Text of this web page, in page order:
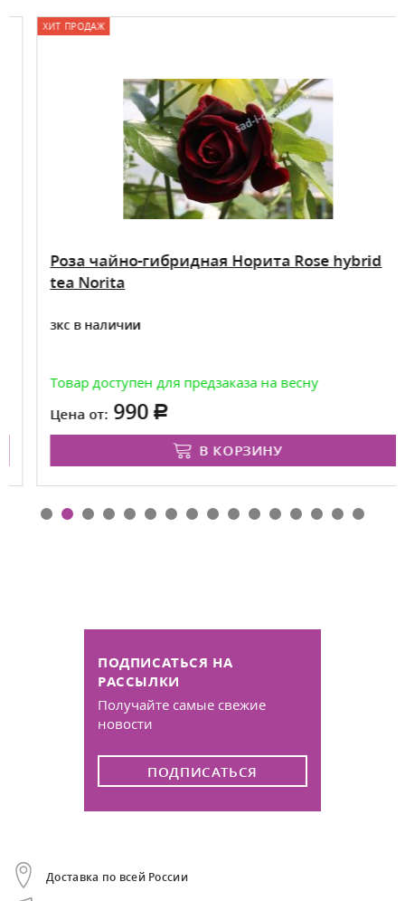
ХИТ ПРОДАЖ
Роза чайно-гибридная Норита Rose hybrid
tea Norita
зкс в наличии
Товар доступен для предзаказа на весну
Цена от: 990
В КОРЗИНУ
ПОДПИСАТЬСЯ НА
РАССЫЛКИ
Получайте самые свежие
новости
ПОДПИСАТЬСЯ
Доставка по всей России